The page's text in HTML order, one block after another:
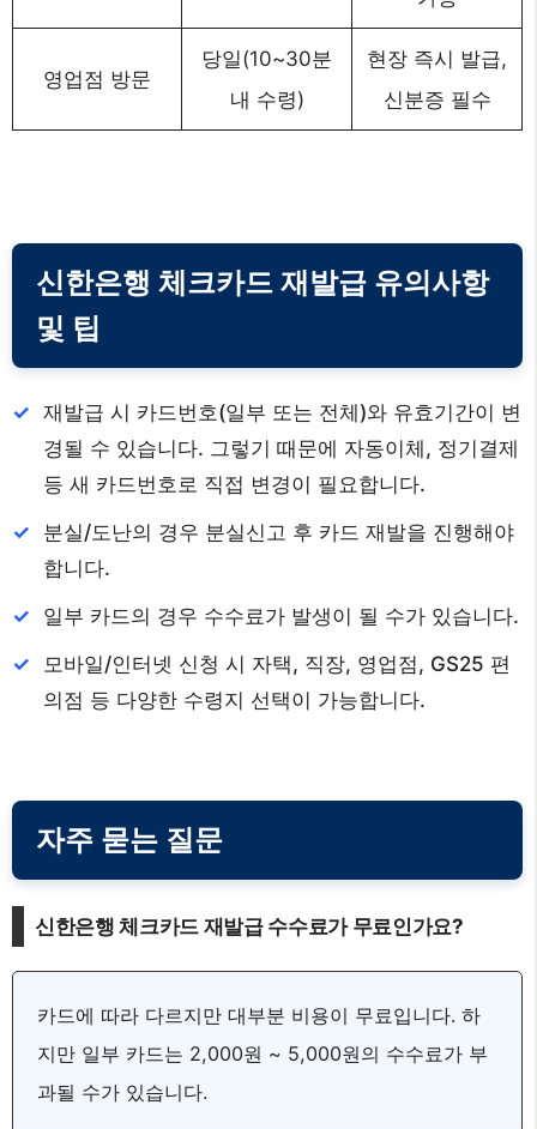
영업점 방문
당일(10~30분
내 수령)
현장 즉시 발급,
신분증 필수
신한은행 체크카드 재발급 유의사항
및 팁
재발급 시 카드번호(일부 또는 전체)와 유효기간이 변
경될 수 있습니다. 그렇기 때문에 자동이체, 정기결제
등 새 카드번호로 직접 변경이 필요합니다.
분실/도난의 경우 분실신고 후 카드 재발을 진행해야
합니다.
일부 카드의 경우 수수료가 발생이 될 수가 있습니다.
모바일/인터넷 신청 시 자택, 직장, 영업점, GS25 편
의점 등 다양한 수령지 선택이 가능합니다.
자주 묻는 질문
신한은행 체크카드 재발급 수수료가 무료인가요?
카드에 따라 다르지만 대부분 비용이 무료입니다. 하
지만 일부 카드는 2,000원 ~ 5,000원의 수수료가 부
과될 수가 있습니다.